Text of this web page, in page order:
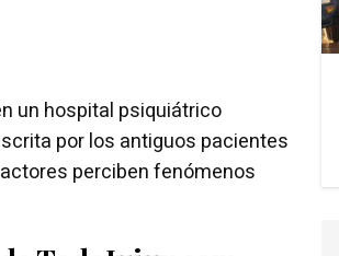
un hospital psiquiátrico
por los antiguos pacientes
perciben fenómenos